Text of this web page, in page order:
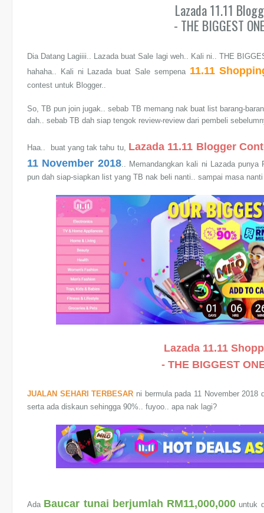
Lazada 11.11
- THE BIGGEST
Dia Datang Lagiiii.. Lazada buat Sale lagi weh.. Kali ni.. THE
hahaha.. Kali ni Lazada buat Sale sempena 11.11
contest untuk Blogger..
So, TB pun join jugak.. sebab TB memang nak buat list barang-
dah.. sebab TB dah siap tengok review-review dari pembeli
Haa.. buat yang tak tahu tu, Lazada 11.11 Blogger
11 November 2018.. Memandangkan kali ni Lazada
pun dah siap-siapkan list yang TB nak beli nanti.. sampai masa
Lazada 11.11
- THE BIGGEST
JUALAN SEHARI TERBESAR ni bermula pada 11 November 2018
serta ada diskaun sehingga 90%.. fuyoo.. apa nak lagi?
Ada Baucar tunai berjumlah RM11,000,000 untuk